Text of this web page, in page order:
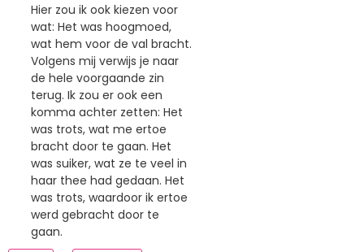
Hier zou ik ook kiezen voor
wat: Het was hoogmoed,
wat hem voor de val bracht.
Volgens mij verwijs je naar
de hele voorgaande zin
terug. Ik zou er ook een
komma achter zetten: Het
was trots, wat me ertoe
bracht door te gaan. Het
was suiker, wat ze te veel in
haar thee had gedaan. Het
was trots, waardoor ik ertoe
werd gebracht door te
gaan.